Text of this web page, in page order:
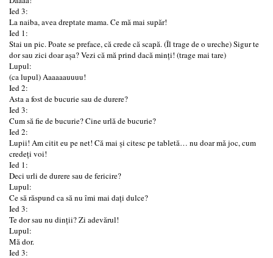
Ied 3:
La naiba, avea dreptate mama. Ce mă mai supăr!
Ied 1:
Stai un pic. Poate se preface, că crede că scapă. (Îl trage de o ureche) Sigur te
dor sau zici doar așa? Vezi că mă prind dacă minți! (trage mai tare)
Lupul:
(ca lupul) Aaaaaauuuu!
Ied 2:
Asta a fost de bucurie sau de durere?
Ied 3:
Cum să fie de bucurie? Cine urlă de bucurie?
Ied 2:
Lupii! Am citit eu pe net! Că mai și citesc pe tabletă… nu doar mǎ joc, cum
credeți voi!
Ied 1:
Deci urli de durere sau de fericire?
Lupul:
Ce să răspund ca să nu îmi mai dați dulce?
Ied 3:
Te dor sau nu dinții? Zi adevărul!
Lupul:
Mă dor.
Ied 3: